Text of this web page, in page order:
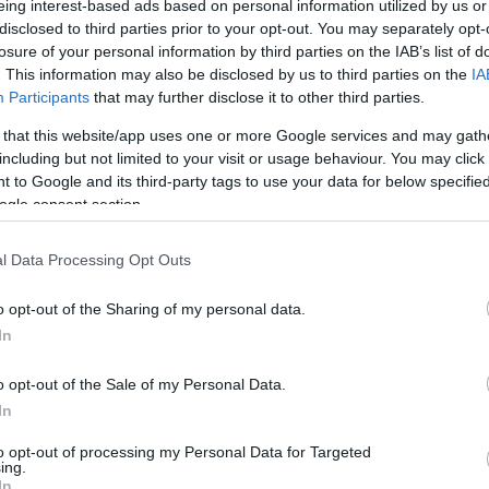
interest-based ads based on personal information utilized by us
to third parties prior to your opt-out. You may separately
of your personal information by third parties on the IAB’s list of
This information may also be disclosed by us to third parties on the
Participants that may further disclose it to other third parties.
that this website/app uses one or more Google services and may
but not limited to your visit or usage behaviour. You may
to Google and its third-party tags to use your data for below
consent section.
Data Processing Opt Outs
opt-out of the Sharing of my personal data.
opt-out of the Sale of my Personal Data.
opt-out of processing my Personal Data for Targeted
ναυτολόγιο:
ναυτιλία
του 2025
ΕΛΛΑΔΑ
Κατώτατος μισθός: 12 ερωτήσεις
και απαντήσεις για το σχέδιο
νόμου που τέθηκε σήμερα σε
Συντάξεις και